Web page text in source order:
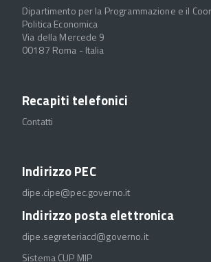
Dipartimento per la Programmazione e il
Politica Economica
Via della Mercede 9
00187 Roma - Italia
Recapiti telefonici
Contatti
Indirizzo PEC
dipe.cipe@pec.governo.it
Indirizzo posta elettronica
dipe.segreteriacd@governo.it
Sistema CUP MIP